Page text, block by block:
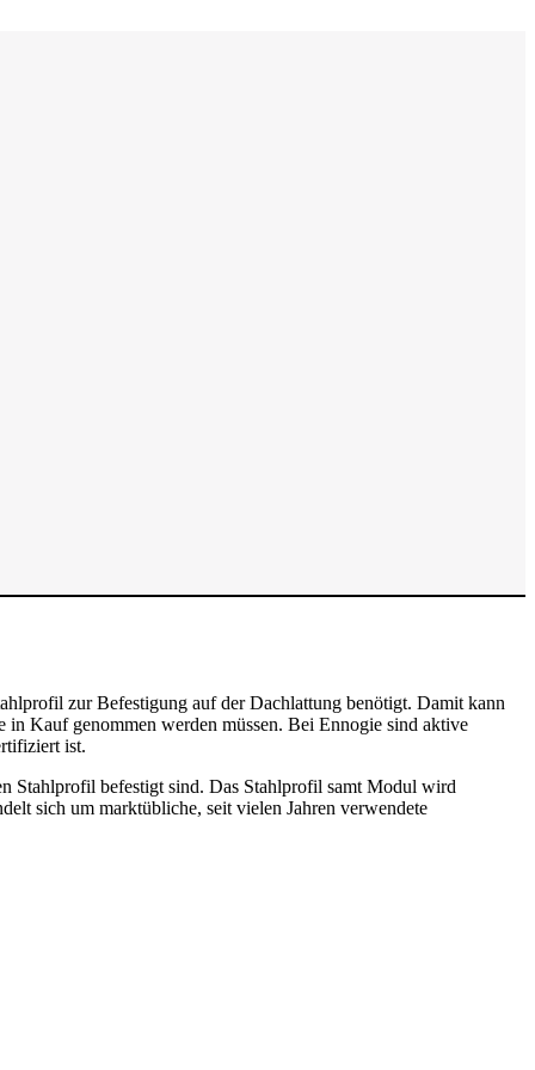
zur Befestigung auf der Dachlattung benötigt. Damit kann
Kauf genommen werden müssen. Bei Ennogie sind aktive
ist.
Stahlprofil befestigt sind. Das Stahlprofil samt Modul wird
sich um marktübliche, seit vielen Jahren verwendete